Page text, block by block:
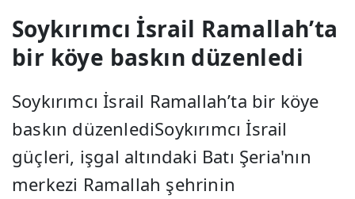
Soykırımcı İsrail Ramallah’ta
bir köye baskın düzenledi
Soykırımcı İsrail Ramallah’ta bir köye
baskın düzenlediSoykırımcı İsrail
güçleri, işgal altındaki Batı Şeria'nın
merkezi Ramallah şehrinin